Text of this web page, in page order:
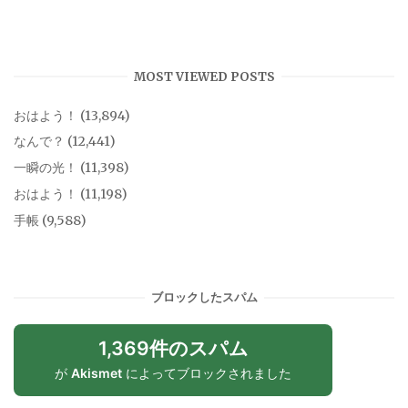
MOST VIEWED POSTS
おはよう！ (13,894)
なんで？ (12,441)
一瞬の光！ (11,398)
おはよう！ (11,198)
手帳 (9,588)
ブロックしたスパム
1,369件のスパム
が Akismet によってブロックされました